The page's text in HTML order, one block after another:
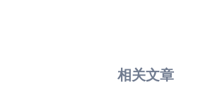
相关文章